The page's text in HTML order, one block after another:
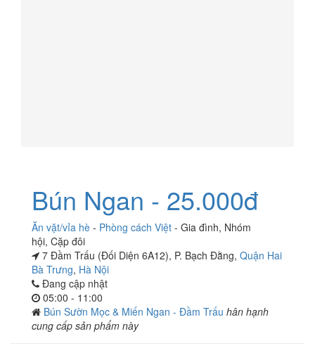
Bún Ngan - 25.000đ
Ăn vặt/vỉa hè - Phòng cách Việt - Gia đình, Nhóm
hội, Cặp đôi
7 Đầm Trấu (Đối Diện 6A12), P. Bạch Đằng, Quận Hai
Bà Trưng, Hà Nội
Đang cập nhật
05:00 - 11:00
Bún Sườn Mọc & Miến Ngan - Đầm Trấu hân hạnh
cung cấp sản phẩm này